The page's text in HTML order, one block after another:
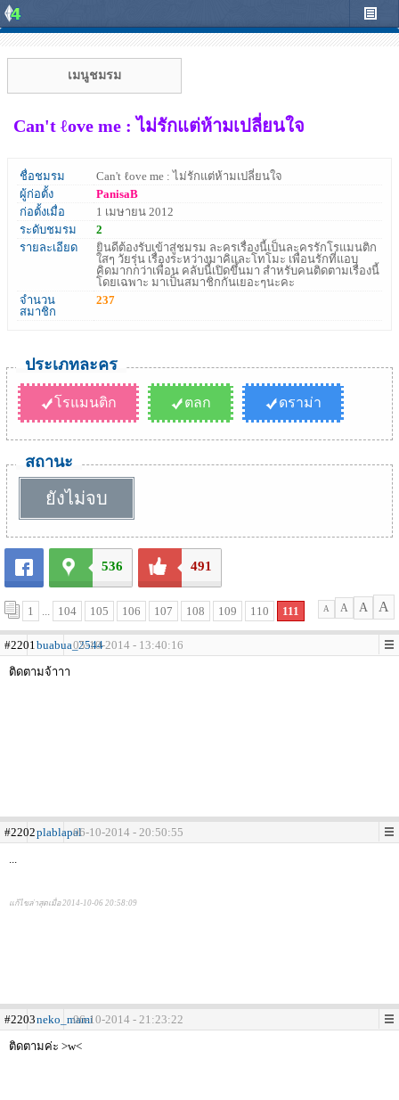
เมนูชมรม
Can't ℓove me : ไม่รักแต่ห้ามเปลี่ยนใจ
ชื่อชมรม
Can't ℓove me : ไม่รักแต่ห้ามเปลี่ยนใจ
ผู้ก่อตั้ง
PanisaB
ก่อตั้งเมื่อ
1 เมษายน 2012
ระดับชมรม
2
รายละเอียด
ยินดีต้องรับเข้าสู่ชมรม ละครเรื่องนี้เป็นละครรักโรแมนติก
ใสๆ วัยรุ่น เรื่องระหว่างมาคิและโทโมะ เพื่อนรักที่แอบ
คิดมากกว่าเพื่อน คลับนี้เปิดขึ้นมา สำหรับคนติดตามเรื่องนี้
โดยเฉพาะ มาเป็นสมาชิกกันเยอะๆนะคะ
จำนวน
สมาชิก
237
ประเภทละคร
โรแมนติก ตลก ดราม่า
สถานะ
ยังไม่จบ
536 491
1 ... 104 105 106 107 108 109 110 111 A A A A
#2201buabua_254405-10-2014 - 13:40:16
ติดตามจ้าาา
#2202plablapal06-10-2014 - 20:50:55
...
แก้ไขล่าสุดเมื่อ 2014-10-06 20:58:09
#2203neko_mami06-10-2014 - 21:23:22
ติดตามค่ะ >w<